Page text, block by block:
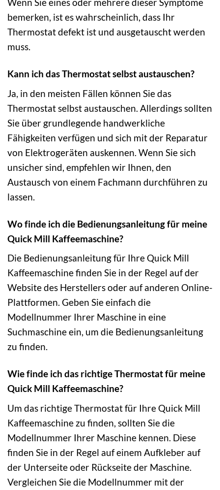
Wenn Sie eines oder mehrere dieser Symptome
bemerken, ist es wahrscheinlich, dass Ihr
Thermostat defekt ist und ausgetauscht werden
muss.
Kann ich das Thermostat selbst austauschen?
Ja, in den meisten Fällen können Sie das
Thermostat selbst austauschen. Allerdings sollten
Sie über grundlegende handwerkliche
Fähigkeiten verfügen und sich mit der Reparatur
von Elektrogeräten auskennen. Wenn Sie sich
unsicher sind, empfehlen wir Ihnen, den
Austausch von einem Fachmann durchführen zu
lassen.
Wo finde ich die Bedienungsanleitung für meine
Quick Mill Kaffeemaschine?
Die Bedienungsanleitung für Ihre Quick Mill
Kaffeemaschine finden Sie in der Regel auf der
Website des Herstellers oder auf anderen Online-
Plattformen. Geben Sie einfach die
Modellnummer Ihrer Maschine in eine
Suchmaschine ein, um die Bedienungsanleitung
zu finden.
Wie finde ich das richtige Thermostat für meine
Quick Mill Kaffeemaschine?
Um das richtige Thermostat für Ihre Quick Mill
Kaffeemaschine zu finden, sollten Sie die
Modellnummer Ihrer Maschine kennen. Diese
finden Sie in der Regel auf einem Aufkleber auf
der Unterseite oder Rückseite der Maschine.
Vergleichen Sie die Modellnummer mit der